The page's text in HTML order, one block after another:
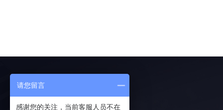
联系我们
请您留言
感谢您的关注，当前客服人员不在